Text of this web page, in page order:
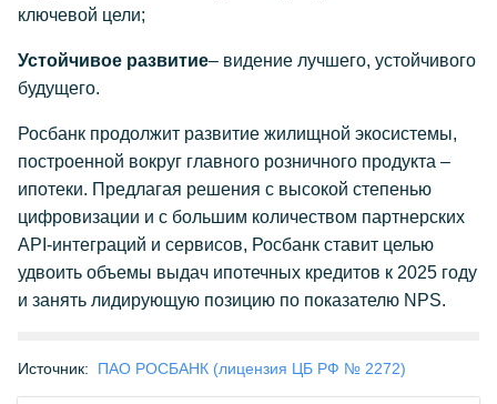
ключевой цели;
Устойчивое развитие– видение лучшего, устойчивого
будущего.
Росбанк продолжит развитие жилищной экосистемы,
построенной вокруг главного розничного продукта –
ипотеки. Предлагая решения с высокой степенью
цифровизации и с большим количеством партнерских
API-интеграций и сервисов, Росбанк ставит целью
удвоить объемы выдач ипотечных кредитов к 2025 году
и занять лидирующую позицию по показателю NPS.
Источник: ПАО РОСБАНК (лицензия ЦБ РФ № 2272)